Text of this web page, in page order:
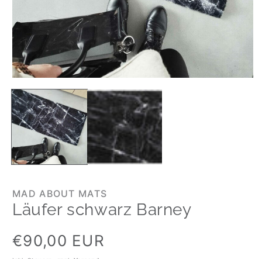
MAD ABOUT MATS
Läufer schwarz Barney
Normaler
Preis
€90,00 EUR